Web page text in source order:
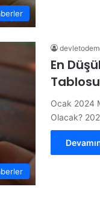
En
Tablosu
Ocak 2024
Olacak?